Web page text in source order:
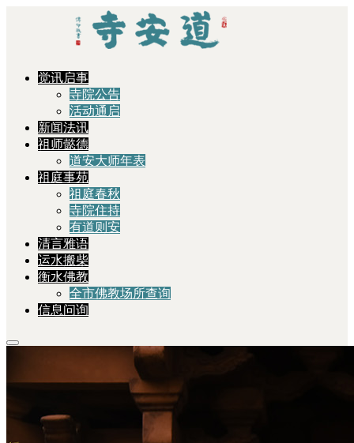
觉讯启事
寺院公告
活动通启
新闻法讯
祖师懿德
道安大师年表
祖庭事苑
祖庭春秋
寺院住持
有道则安
清言雅语
运水搬柴
衡水佛教
全市佛教场所查询
信息问询